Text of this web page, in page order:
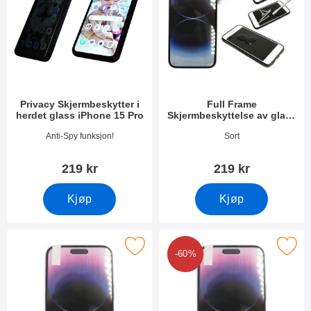
Privacy Skjermbeskytter i
herdet glass iPhone 15 Pro
Varenummer 50377
Anti-Spy funksjon!
219 kr
Kjøp
Full Frame
Skjermbeskyttelse av glass
Varenummer 49235
Sort
219 kr
Kjøp
Merk skjermbeskyttelse iPhone 15 Pro som favoritt
-60%
Merk 6-pakning Skjermbeskyttelse